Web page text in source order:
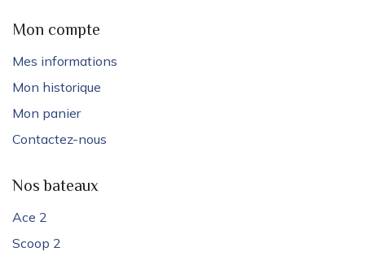
Mon compte
Mes informations
Mon historique
Mon panier
Contactez-nous
Nos bateaux
Ace 2
Scoop 2